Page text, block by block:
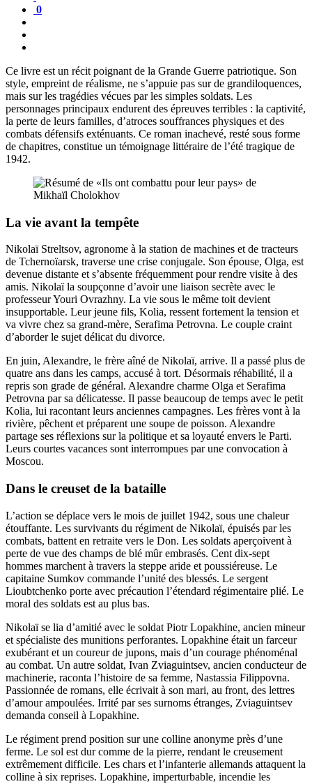
0
Ce livre est un récit poignant de la Grande Guerre patriotique. Son
style, empreint de réalisme, ne s’appuie pas sur de grandiloquences,
mais sur les tragédies vécues par les simples soldats. Les
personnages principaux endurent des épreuves terribles : la captivité,
la perte de leurs familles, d’atroces souffrances physiques et des
combats défensifs exténuants. Ce roman inachevé, resté sous forme
de chapitres, constitue un témoignage littéraire de l’été tragique de
1942.
La vie avant la tempête
Nikolaï Streltsov, agronome à la station de machines et de tracteurs
de Tchernoïarsk, traverse une crise conjugale. Son épouse, Olga, est
devenue distante et s’absente fréquemment pour rendre visite à des
amis. Nikolaï la soupçonne d’avoir une liaison secrète avec le
professeur Youri Ovrazhny. La vie sous le même toit devient
insupportable. Leur jeune fils, Kolia, ressent fortement la tension et
va vivre chez sa grand-mère, Serafima Petrovna. Le couple craint
d’aborder le sujet délicat du divorce.
En juin, Alexandre, le frère aîné de Nikolaï, arrive. Il a passé plus de
quatre ans dans les camps, accusé à tort. Désormais réhabilité, il a
repris son grade de général. Alexandre charme Olga et Serafima
Petrovna par sa délicatesse. Il passe beaucoup de temps avec le petit
Kolia, lui racontant leurs anciennes campagnes. Les frères vont à la
rivière, pêchent et préparent une soupe de poisson. Alexandre
partage ses réflexions sur la politique et sa loyauté envers le Parti.
Leurs courtes vacances sont interrompues par une convocation à
Moscou.
Dans le creuset de la bataille
L’action se déplace vers le mois de juillet 1942, sous une chaleur
étouffante. Les survivants du régiment de Nikolaï, épuisés par les
combats, battent en retraite vers le Don. Les soldats aperçoivent à
perte de vue des champs de blé mûr embrasés. Cent dix-sept
hommes marchent à travers la steppe aride et poussiéreuse. Le
capitaine Sumkov commande l’unité des blessés. Le sergent
Lioubtchenko porte avec précaution l’étendard régimentaire plié. Le
moral des soldats est au plus bas.
Nikolaï se lia d’amitié avec le soldat Piotr Lopakhine, ancien mineur
et spécialiste des munitions perforantes. Lopakhine était un farceur
exubérant et un coureur de jupons, mais d’un courage phénoménal
au combat. Un autre soldat, Ivan Zviaguintsev, ancien conducteur de
machinerie, raconta l’histoire de sa femme, Nastassia Filippovna.
Passionnée de romans, elle écrivait à son mari, au front, des lettres
d’amour ampoulées. Irrité par ses surnoms étranges, Zviaguintsev
demanda conseil à Lopakhine.
Le régiment prend position sur une colline anonyme près d’une
ferme. Le sol est dur comme de la pierre, rendant le creusement
extrêmement difficile. Les chars et l’infanterie allemands attaquent la
colline à six reprises. Lopakhine, imperturbable, incendie les